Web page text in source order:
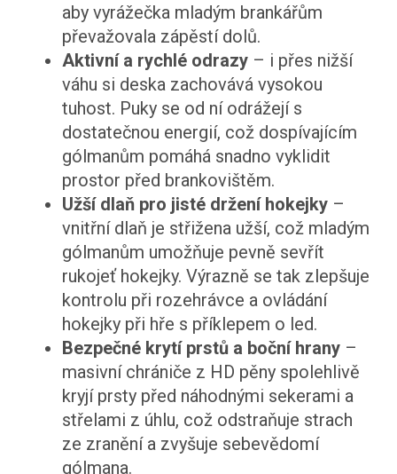
aby vyrážečka mladým brankářům
převažovala zápěstí dolů.
Aktivní a rychlé odrazy – i přes nižší
váhu si deska zachovává vysokou
tuhost. Puky se od ní odrážejí s
dostatečnou energií, což dospívajícím
gólmanům pomáhá snadno vyklidit
prostor před brankovištěm.
Užší dlaň pro jisté držení hokejky –
vnitřní dlaň je střižena užší, což mladým
gólmanům umožňuje pevně sevřít
rukojeť hokejky. Výrazně se tak zlepšuje
kontrolu při rozehrávce a ovládání
hokejky při hře s příklepem o led.
Bezpečné krytí prstů a boční hrany –
masivní chrániče z HD pěny spolehlivě
kryjí prsty před náhodnými sekerami a
střelami z úhlu, což odstraňuje strach
ze zranění a zvyšuje sebevědomí
gólmana.